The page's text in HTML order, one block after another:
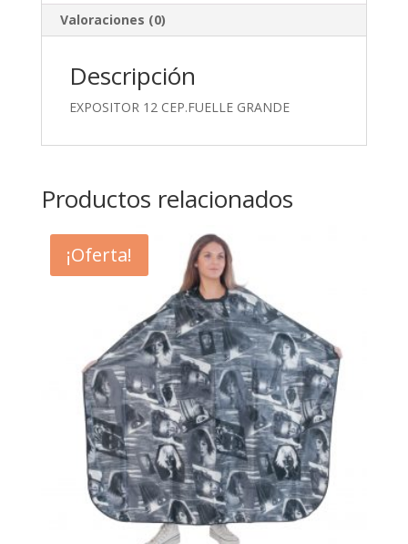
Valoraciones (0)
Descripción
EXPOSITOR 12 CEP.FUELLE GRANDE
Productos relacionados
¡Oferta!